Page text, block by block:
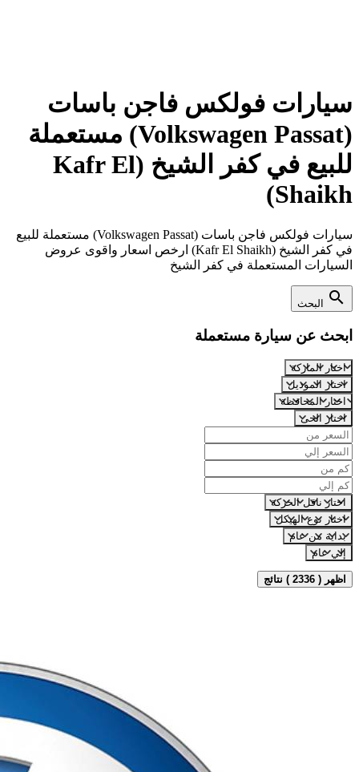
سيارات فولكس فاجن باسات
(Volkswagen Passat) مستعملة
للبيع في كفر الشيخ (Kafr El
Shaikh)
سيارات فولكس فاجن باسات (Volkswagen Passat) مستعملة للبيع
في كفر الشيخ (Kafr El Shaikh) ارخص اسعار واقوى عروض
السيارات المستعملة في كفر الشيخ
search البحث
ابحث عن سيارة مستعملة
اختار الماركة
اختار الموديل
اختار المحافظة
اختار الحى
اختار ناقل الحركة
اختار نوع الهيكل
بداية من عام
إلي عام
اظهر ( 2336 ) نتائج